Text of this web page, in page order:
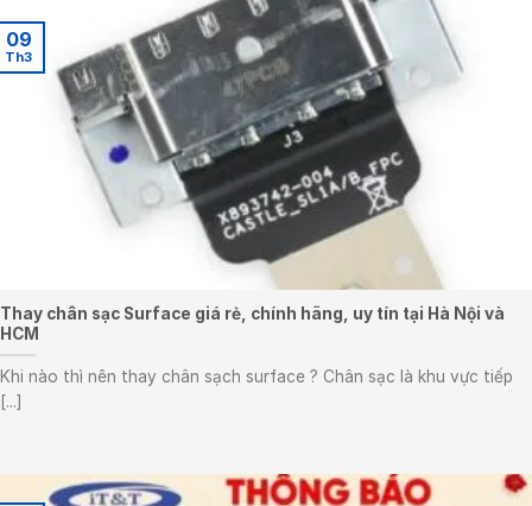
Thay chân sạc Surface giá rẻ, chính hãng, uy tín tại Hà Nội và
HCM
Khi nào thì nên thay chân sạch surface ? Chân sạc là khu vực tiếp
[...]
09
Th3